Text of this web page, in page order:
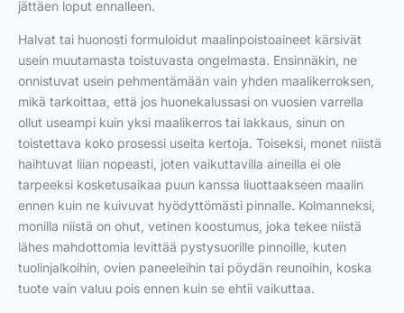
jättäen loput ennalleen.
Halvat tai huonosti formuloidut maalinpoistoaineet kärsivät
usein muutamasta toistuvasta ongelmasta. Ensinnäkin, ne
onnistuvat usein pehmentämään vain yhden maalikerroksen,
mikä tarkoittaa, että jos huonekalussasi on vuosien varrella
ollut useampi kuin yksi maalikerros tai lakkaus, sinun on
toistettava koko prosessi useita kertoja. Toiseksi, monet niistä
haihtuvat liian nopeasti, joten vaikuttavilla aineilla ei ole
tarpeeksi kosketusaikaa puun kanssa liuottaakseen maalin
ennen kuin ne kuivuvat hyödyttömästi pinnalle. Kolmanneksi,
monilla niistä on ohut, vetinen koostumus, joka tekee niistä
lähes mahdottomia levittää pystysuorille pinnoille, kuten
tuolinjalkoihin, ovien paneeleihin tai pöydän reunoihin, koska
tuote vain valuu pois ennen kuin se ehtii vaikuttaa.